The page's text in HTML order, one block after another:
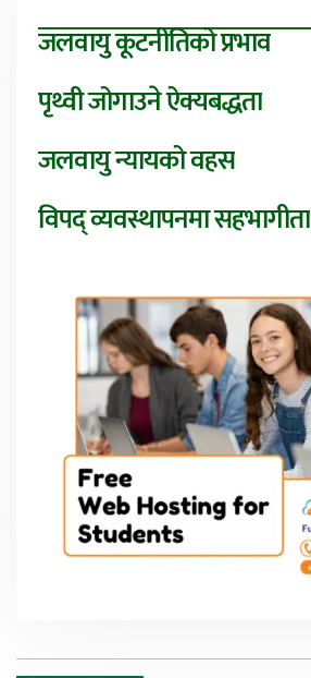
जलवायु कूटनीतिको प्रभाव
पृथ्वी जोगाउने ऐक्यबद्धता
जलवायु न्यायको वहस
विपद् व्यवस्थापनमा सहभागीता